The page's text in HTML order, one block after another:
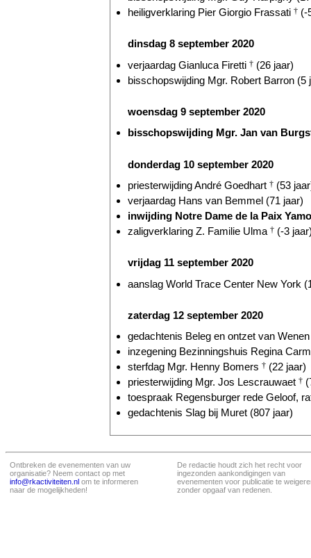
heiligverklaring Pier Giorgio Frassati † (-
dinsdag 8 september 2020
verjaardag Gianluca Firetti † (26 jaar)
bisschopswijding Mgr. Robert Barron (5
woensdag 9 september 2020
bisschopswijding Mgr. Jan van
donderdag 10 september 2020
priesterwijding André Goedhart † (53
verjaardag Hans van Bemmel (71 jaar)
inwijding Notre Dame de la Paix
zaligverklaring Z. Familie Ulma † (-3
vrijdag 11 september 2020
aanslag World Trace Center New York
zaterdag 12 september 2020
gedachtenis Beleg en ontzet van
inzegening Bezinningshuis Regina
sterfdag Mgr. Henny Bomers † (22 jaar)
priesterwijding Mgr. Jos Lescrauwaet †
toespraak Regensburger rede Geloof,
gedachtenis Slag bij Muret (807 jaar)
Ontbreken de evenementen van uw
organisatie? Neem contact op met
info@rkactiviteiten.nl om te informeren
naar de mogelijkheden!
De redactie houdt zich het recht voor
ingezonden aankondigingen van
evenementen voor publicatie te
zonder opgaaf van redenen.